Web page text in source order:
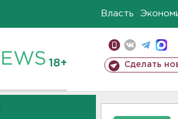
Власть
18+ Сделать